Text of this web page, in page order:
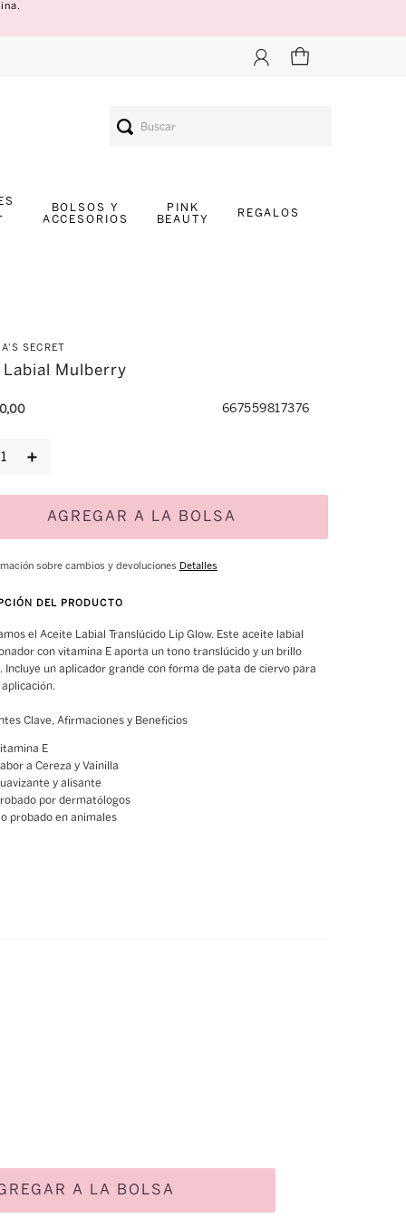
BOLSOS Y
ACCESORIOS
PINK
BEAUTY
REGALOS
SECRET
Labial Mulberry
,00 667559817376
＋
AGREGAR A LA BOLSA
sobre cambios y devoluciones Detalles
DEL PRODUCTO
el Aceite Labial Translúcido Lip Glow. Este aceite labial
con vitamina E aporta un tono translúcido y un brillo
Incluye un aplicador grande con forma de pata de ciervo para
Clave, Afirmaciones y Beneficios
E
a Cereza y Vainilla
y alisante
por dermatólogos
probado en animales
A LA BOLSA